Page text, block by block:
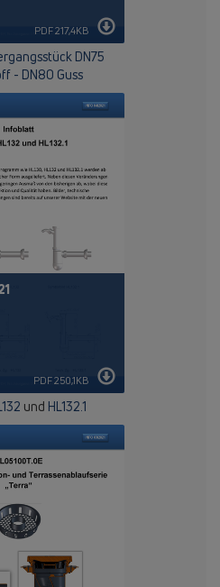
PDF 217,4KB
DN75
- DN80 Guss
PDF 250,1KB
und HL132.1